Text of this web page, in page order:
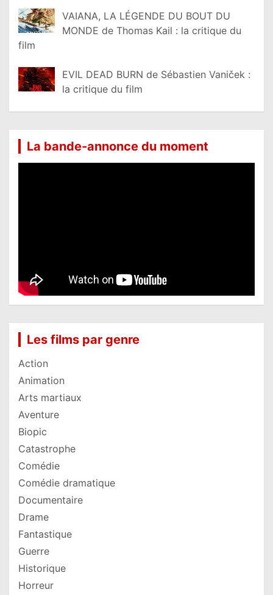
VAIANA, LA LÉGENDE DU BOUT DU
MONDE de Thomas Kail : la critique du
film
EVIL DEAD BURN de Sébastien Vaniček :
la critique du film
La bande-annonce du moment
Les films par genre
Action
Animation
Arts martiaux
Aventure
Biopic
Catastrophe
Comédie
Comédie dramatique
Documentaire
Drame
Fantastique
Guerre
Historique
Horreur